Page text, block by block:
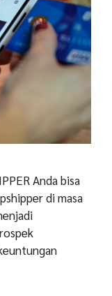
Anda bisa
di masa